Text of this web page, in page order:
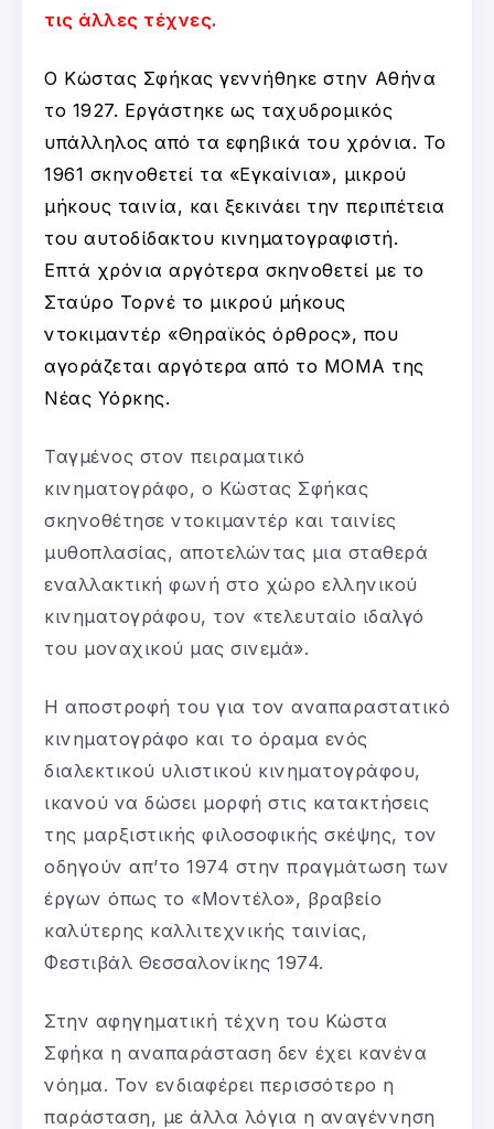
τις άλλες τέχνες.
Ο Κώστας Σφήκας γεννήθηκε στην Αθήνα
το 1927. Εργάστηκε ως ταχυδρομικός
υπάλληλος από τα εφηβικά του χρόνια. Το
1961 σκηνοθετεί τα «Εγκαίνια», μικρού
μήκους ταινία, και ξεκινάει την περιπέτεια
του αυτοδίδακτου κινηματογραφιστή.
Επτά χρόνια αργότερα σκηνοθετεί με το
Σταύρο Τορνέ το μικρού μήκους
ντοκιμαντέρ «Θηραϊκός όρθρος», που
αγοράζεται αργότερα από το ΜΟΜΑ της
Νέας Υόρκης.
Ταγμένος στον πειραματικό
κινηματογράφο, ο Κώστας Σφήκας
σκηνοθέτησε ντοκιμαντέρ και ταινίες
μυθοπλασίας, αποτελώντας μια σταθερά
εναλλακτική φωνή στο χώρο ελληνικού
κινηματογράφου, τον «τελευταίο ιδαλγό
του μοναχικού μας σινεμά».
Η αποστροφή του για τον αναπαραστατικό
κινηματογράφο και το όραμα ενός
διαλεκτικού υλιστικού κινηματογράφου,
ικανού να δώσει μορφή στις κατακτήσεις
της μαρξιστικής φιλοσοφικής σκέψης, τον
οδηγούν απ’το 1974 στην πραγμάτωση των
έργων όπως το «Μοντέλο», βραβείο
καλύτερης καλλιτεχνικής ταινίας,
Φεστιβάλ Θεσσαλονίκης 1974.
Στην αφηγηματική τέχνη του Κώστα
Σφήκα η αναπαράσταση δεν έχει κανένα
νόημα. Τον ενδιαφέρει περισσότερο η
παράσταση, με άλλα λόγια η αναγέννηση